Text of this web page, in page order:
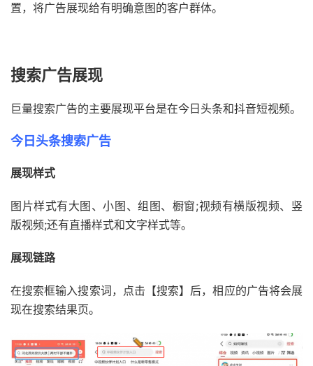
置，将广告展现给有明确意图的客户群体。
搜索广告展现
巨量搜索广告的主要展现平台是在今日头条和抖音短视频。
今日头条搜索广告
展现样式
图片样式有大图、小图、组图、橱窗;视频有横版视频、竖
版视频;还有直播样式和文字样式等。
展现链路
在搜索框输入搜索词，点击【搜索】后，相应的广告将会展
现在搜索结果页。